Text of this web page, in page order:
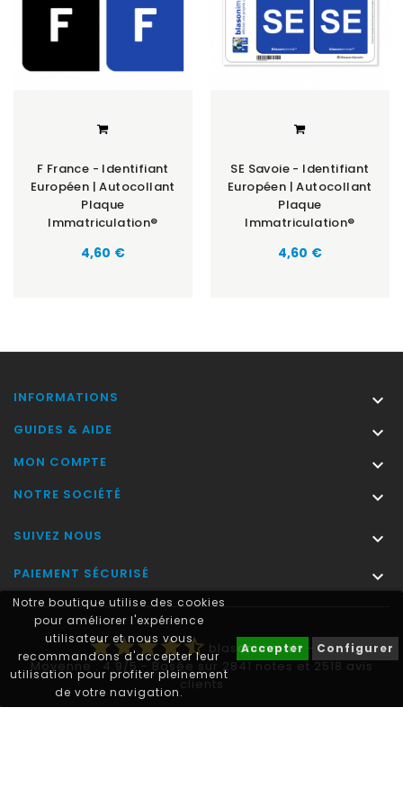
Notre boutique utilise des cookies
pour améliorer l'expérience
utilisateur et nous vous
recommandons d'accepter leur
utilisation pour profiter pleinement
de votre navigation.
Accepter Configurer
F France - Identifiant
Européen | Autocollant
Plaque
Immatriculation®
Prix
4,60 €
SE Savoie - Identifiant
Européen | Autocollant
Plaque
Immatriculation®
Prix
4,60 €
INFORMATIONS 
GUIDES & AIDE 
MON COMPTE 
NOTRE SOCIÉTÉ 
SUIVEZ NOUS 
PAIEMENT SÉCURISÉ 
starstarstarstarstar_half blasonimmat® -
Moyenne :4.9/5- Basée sur 2841notes et2518avis
clients